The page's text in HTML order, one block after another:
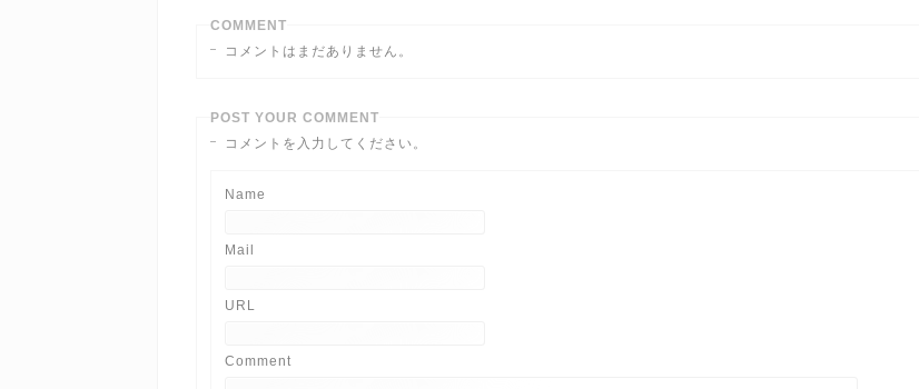
COMMENT
コメントはまだありません。
POST YOUR COMMENT
コメントを入力してください。
Name
Mail
URL
Comment